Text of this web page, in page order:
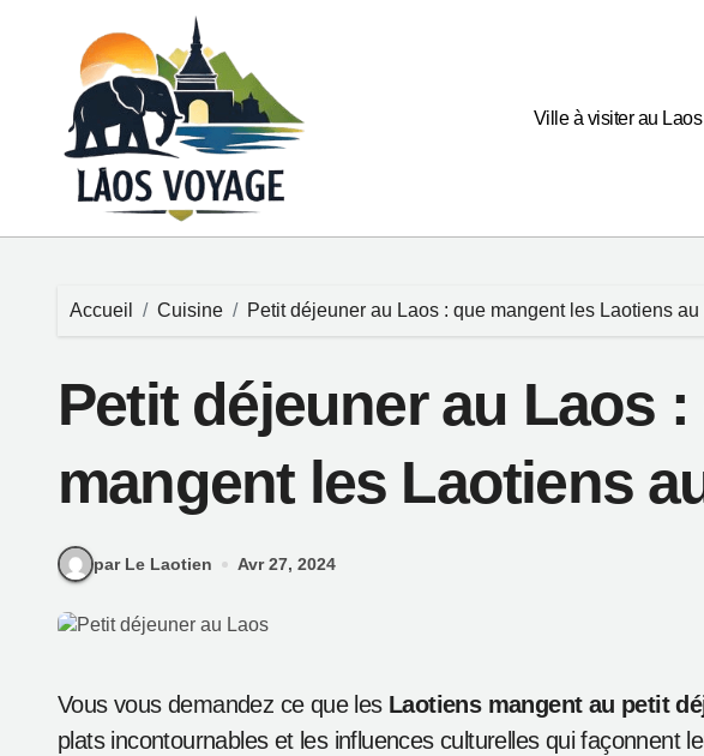
Ville à visiter au Laos
Accueil Cuisine Petit déjeuner au Laos : que mangent les Laotiens
Petit déjeuner au Laos :
mangent les Laotiens
par Le Laotien Avr 27, 2024
Vous vous demandez ce que les Laotiens mangent au petit
plats incontournables et les influences culturelles qui façonnent